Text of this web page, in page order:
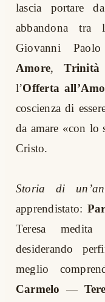
lascia portare
abbandona tra
Giovanni
Amore, Trinità
l’Offerta
coscienza di
da amare «con lo
Cristo.
Storia di
apprendistato:
Teresa medita
desiderando
meglio
Carmelo —